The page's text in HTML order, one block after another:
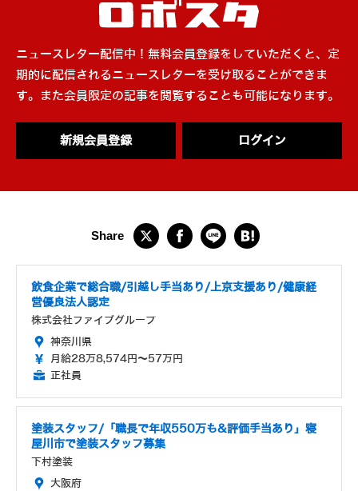
ニュースレター配信中！無料会員登録をしていただくと、定
期的に配信されるニュースレターを受け取ることができま
す。また会員限定の記事を閲覧することも可能になります。
新規会員登録 ログイン
飲食企業で総合職/引越し手当あり/上京支援あり/健康経
営優良法人認定
株式会社ファイブグループ
神奈川県
月給28万8,574円～57万円
正社員
塗装スタッフ/「職長で年収550万も&評価手当あり」寝
屋川市で塗装スタッフ募集
下村塗装
大阪府